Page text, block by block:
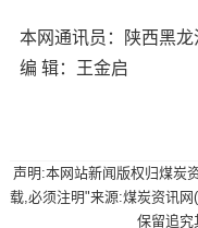
本网通讯员：陕西黑
编 辑：王金启
声明:本网站新闻版权归煤炭
载,必须注明"来源:煤炭资讯
保留追究